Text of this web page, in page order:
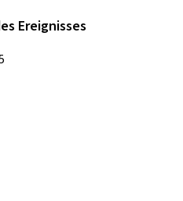
Ereignisses